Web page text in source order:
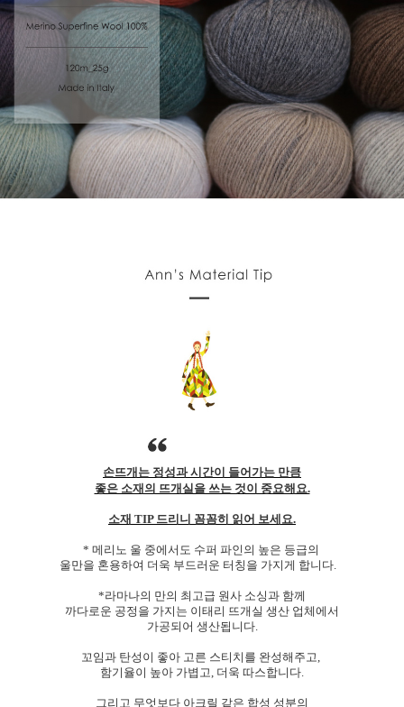
손뜨개는 정성과 시간이 들어가는 만큼
좋은 소재의 뜨개실을 쓰는 것이 중요해요.
소재 TIP 드리니 꼼꼼히 읽어 보세요.
* 메리노 울 중에서도 수퍼 파인의 높은 등급의
울만을 혼용하여 더욱 부드러운 터칭을 가지게 합니다.
*라마나의 만의 최고급 원사 소싱과 함께
까다로운 공정을 가지는 이태리 뜨개실 생산 업체에서
가공되어 생산됩니다.
꼬임과 탄성이 좋아 고른 스티치를 완성해주고,
함기율이 높아 가볍고, 더욱 따스합니다.
그리고 무엇보다 아크릴 같은 합성 성분의